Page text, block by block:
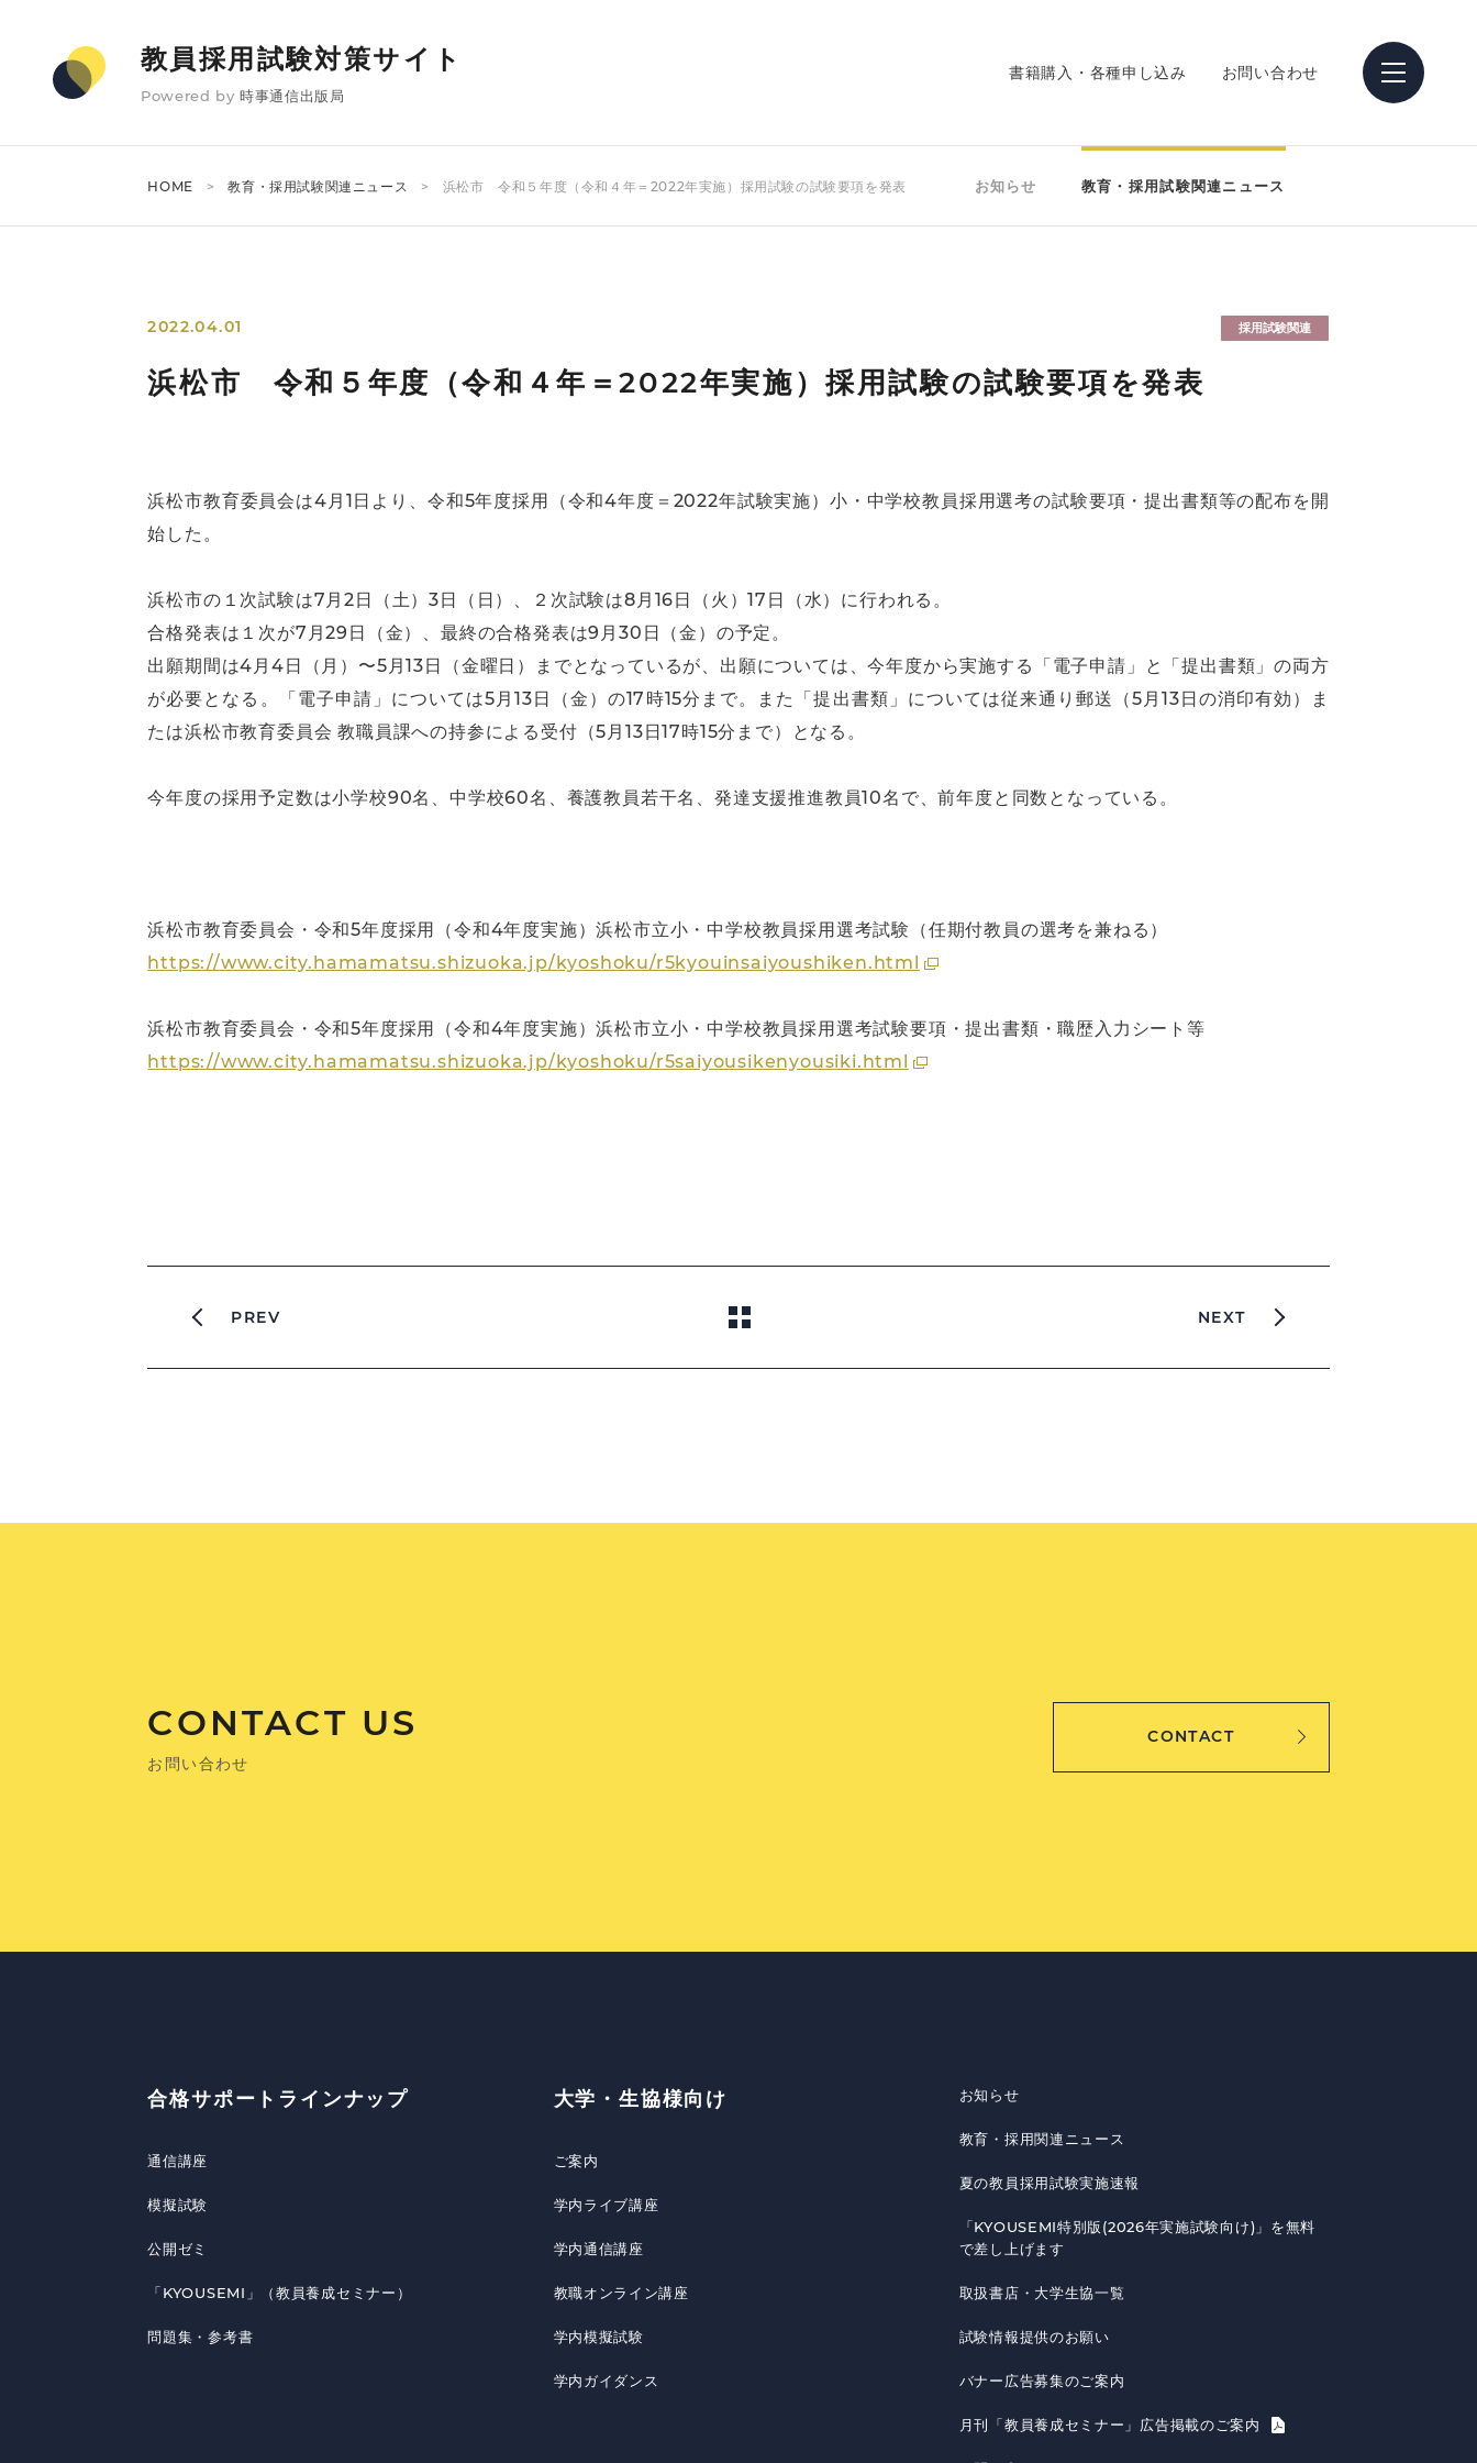
教員採用試験対策サイト
Powered by 時事通信出版局
書籍購入・各種申し込み お問い合わせ
HOME 教育・採用試験関連ニュース 浜松市 令和５年度（令和４年＝2022年実施）採用試験の試験要項を発表 お知らせ 教育・採用試験関連ニュース
2022.04.01 採用試験関連
浜松市 令和５年度（令和４年＝2022年実施）採用試験の試験要項を発表
浜松市教育委員会は4月1日より、令和5年度採用（令和4年度＝2022年試験実施）小・中学校教員採用選考の試験要項・提出書類等の配布を開
始した。
浜松市の１次試験は7月2日（土）3日（日）、２次試験は8月16日（火）17日（水）に行われる。
合格発表は１次が7月29日（金）、最終の合格発表は9月30日（金）の予定。
出願期間は4月4日（月）〜5月13日（金曜日）までとなっているが、出願については、今年度から実施する「電子申請」と「提出書類」の両方
が必要となる。「電子申請」については5月13日（金）の17時15分まで。また「提出書類」については従来通り郵送（5月13日の消印有効）ま
たは浜松市教育委員会 教職員課への持参による受付（5月13日17時15分まで）となる。
今年度の採用予定数は小学校90名、中学校60名、養護教員若干名、発達支援推進教員10名で、前年度と同数となっている。
浜松市教育委員会・令和5年度採用（令和4年度実施）浜松市立小・中学校教員採用選考試験（任期付教員の選考を兼ねる）
https://www.city.hamamatsu.shizuoka.jp/kyoshoku/r5kyouinsaiyoushiken.html
浜松市教育委員会・令和5年度採用（令和4年度実施）浜松市立小・中学校教員採用選考試験要項・提出書類・職歴入力シート等
https://www.city.hamamatsu.shizuoka.jp/kyoshoku/r5saiyousikenyousiki.html
PREV NEXT
CONTACT US
お問い合わせ
CONTACT
合格サポートラインナップ
通信講座
模擬試験
公開ゼミ
「KYOUSEMI」（教員養成セミナー）
問題集・参考書
大学・生協様向け
ご案内
学内ライブ講座
学内通信講座
教職オンライン講座
学内模擬試験
学内ガイダンス
お知らせ
教育・採用関連ニュース
夏の教員採用試験実施速報
「KYOUSEMI特別版(2026年実施試験向け)」を無料
で差し上げます
取扱書店・大学生協一覧
試験情報提供のお願い
バナー広告募集のご案内
月刊「教員養成セミナー」広告掲載のご案内